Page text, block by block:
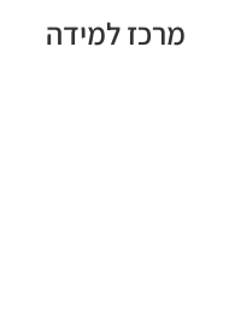
מרכז למידה